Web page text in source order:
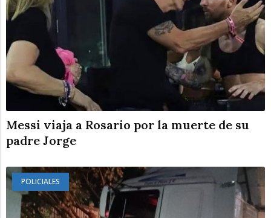
Messi viaja a Rosario por la muerte de su
padre Jorge
POLICIALES